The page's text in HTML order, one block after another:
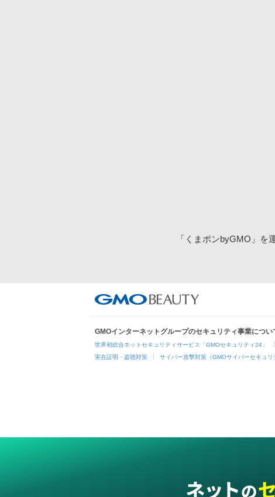
「くまポンbyGMO」を
GMOインターネットグループのセキュリティ事業につい
世界初総合ネットセキュリティサービス「GMOセキュリティ24」
実在証明・盗聴対策 サイバー攻撃対策（GMOサイバーセキュリ